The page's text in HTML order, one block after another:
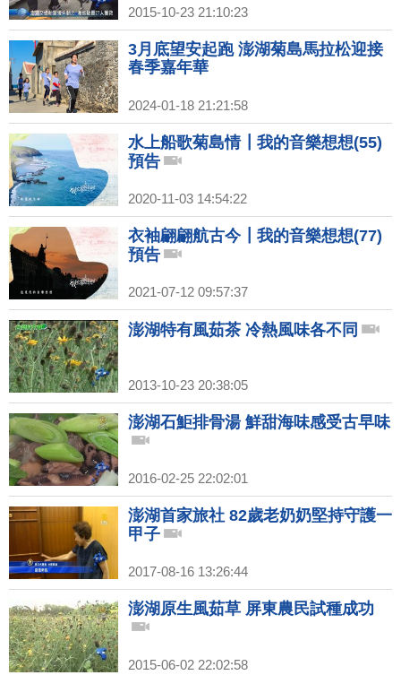
2015-10-23 21:10:23
3月底望安起跑 澎湖菊島馬拉松迎接
春季嘉年華
2024-01-18 21:21:58
水上船歌菊島情┃我的音樂想想(55)
預告
2020-11-03 14:54:22
衣袖翩翩航古今┃我的音樂想想(77)
預告
2021-07-12 09:57:37
澎湖特有風茹茶 冷熱風味各不同
2013-10-23 20:38:05
澎湖石鮔排骨湯 鮮甜海味感受古早味
2016-02-25 22:02:01
澎湖首家旅社 82歲老奶奶堅持守護一
甲子
2017-08-16 13:26:44
澎湖原生風茹草 屏東農民試種成功
2015-06-02 22:02:58